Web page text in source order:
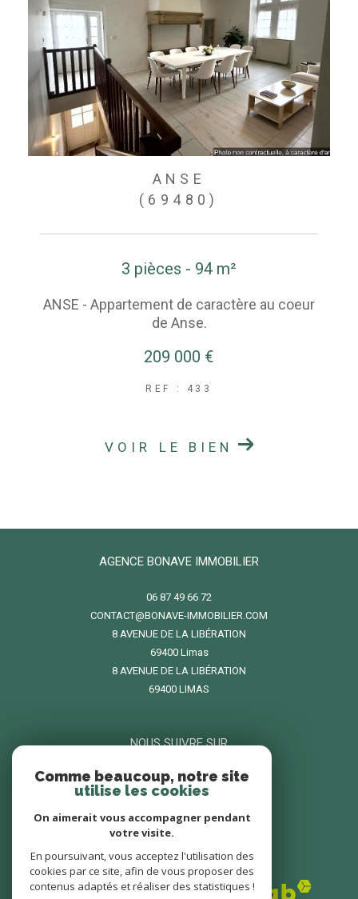
ANSE
(69480)
3 pièces - 94 m²
ANSE - Appartement de caractère au coeur
de Anse.
209 000 €
REF : 433
VOIR LE BIEN
AGENCE BONAVE IMMOBILIER
06 87 49 66 72
CONTACT@BONAVE-IMMOBILIER.COM
8 AVENUE DE LA LIBÉRATION
69400
limas
8 AVENUE DE LA LIBÉRATION
69400 LIMAS
NOUS SUIVRE SUR
ADHÉRENTS
Comme beaucoup, notre site
utilise les cookies
On aimerait vous accompagner pendant
votre visite.
En poursuivant, vous acceptez l'utilisation des
cookies par ce site, afin de vous proposer des
contenus adaptés et réaliser des statistiques !